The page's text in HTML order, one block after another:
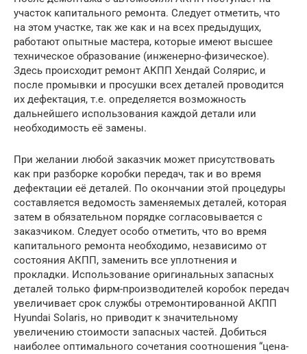
участок капитального ремонта. Следует отметить, что
на этом участке, так же как и на всех предыдущих,
работают опытные мастера, которые имеют высшее
техническое образование (инженерно-физическое).
Здесь происходит ремонт АКПП Хендай Солярис, и
после промывки и просушки всех деталей проводится
их дефектация, т.е. определяется возможность
дальнейшего использования каждой детали или
необходимость её замены.
При желании любой заказчик может присутствовать
как при разборке коробки передач, так и во время
дефектации её деталей. По окончании этой процедуры
составляется ведомость заменяемых деталей, которая
затем в обязательном порядке согласовывается с
заказчиком. Следует особо отметить, что во время
капитального ремонта необходимо, независимо от
состояния АКПП, заменить все уплотнения и
прокладки. Использование оригинальных запасных
деталей только фирм-производителей коробок передач
увеличивает срок службы отремонтированной АКПП
Hyundai Solaris, но приводит к значительному
увеличению стоимости запасных частей. Добиться
наиболее оптимального сочетания соотношения “цена-